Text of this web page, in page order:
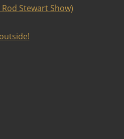
Stewart Show)